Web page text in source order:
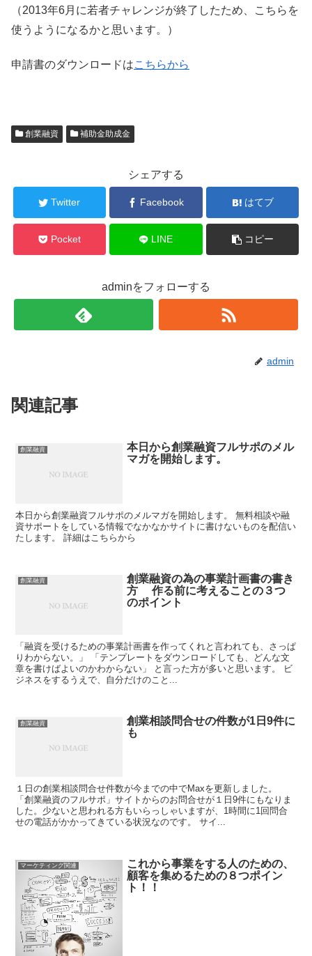
（2013年6月に若者チャレンジが終了したため、こちらを
使うようになるかと思います。）
申請書のダウンロードはこちらから
創業融資 補助金助成金
シェアする
Twitter Facebook はてブ
Pocket LINE コピー
adminをフォローする
admin
関連記事
創業融資
本日から創業融資フルサポのメル
マガを開始します。
本日から創業融資フルサポのメルマガを開始します。 無料相談や融
資サポートをしている情報でなかなかサイトに書けないものを配信い
たします。 詳細はこちらから
創業融資
創業融資の為の事業計画書の書き
方 作る前に考えることの３つ
のポイント
「融資を受けるための事業計画書を作ってくれと言われても、さっぱ
りわからない。」 「テンプレートをダウンロードしても、どんな文
章を書けばよいのかわからない」 と言った方が多いと思います。 ビ
ジネスをするうえで、自分だけのこと...
創業融資
創業相談問合せの件数が1日9件に
も
１日の創業相談問合せ件数が今までの中でMaxを更新しました。
「創業融資のフルサポ」サイトからのお問合せが１日9件にもなりま
した。少ないと思われる方もいらっしゃいますが、1時間に1回問合
せの電話がかかってきている状況なのです。 サイ...
マーケティング関連
これから事業をする人のための、
顧客を集めるための８つポイン
ト！！